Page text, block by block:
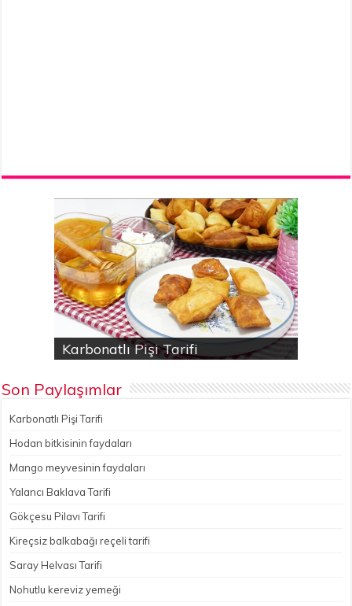
Karbonatlı Pişi Tarifi
Hodan bitkisinin faydaları
Yalancı Baklava Tarifi
Gökçesu Pilavı Tarifi
Nohutlu kereviz yemeği
Son Paylaşımlar
Karbonatlı Pişi Tarifi
Hodan bitkisinin faydaları
Mango meyvesinin faydaları
Yalancı Baklava Tarifi
Gökçesu Pilavı Tarifi
Kireçsiz balkabağı reçeli tarifi
Saray Helvası Tarifi
Nohutlu kereviz yemeği